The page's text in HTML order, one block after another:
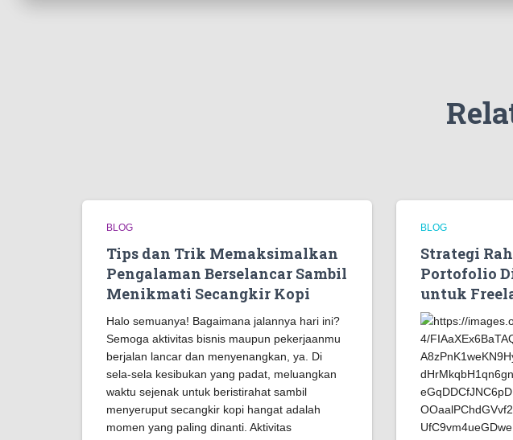
BLOG
Tips dan Trik Memaksimalkan
Pengalaman Berselancar Sambil
Menikmati Secangkir Kopi
Halo semuanya! Bagaimana jalannya hari ini?
Semoga aktivitas bisnis maupun pekerjaanmu
berjalan lancar dan menyenangkan, ya. Di
sela-sela kesibukan yang padat, meluangkan
waktu sejenak untuk beristirahat sambil
menyeruput secangkir kopi hangat adalah
momen yang paling dinanti. Aktivitas
BLOG
Strategi
Portofolio
untuk